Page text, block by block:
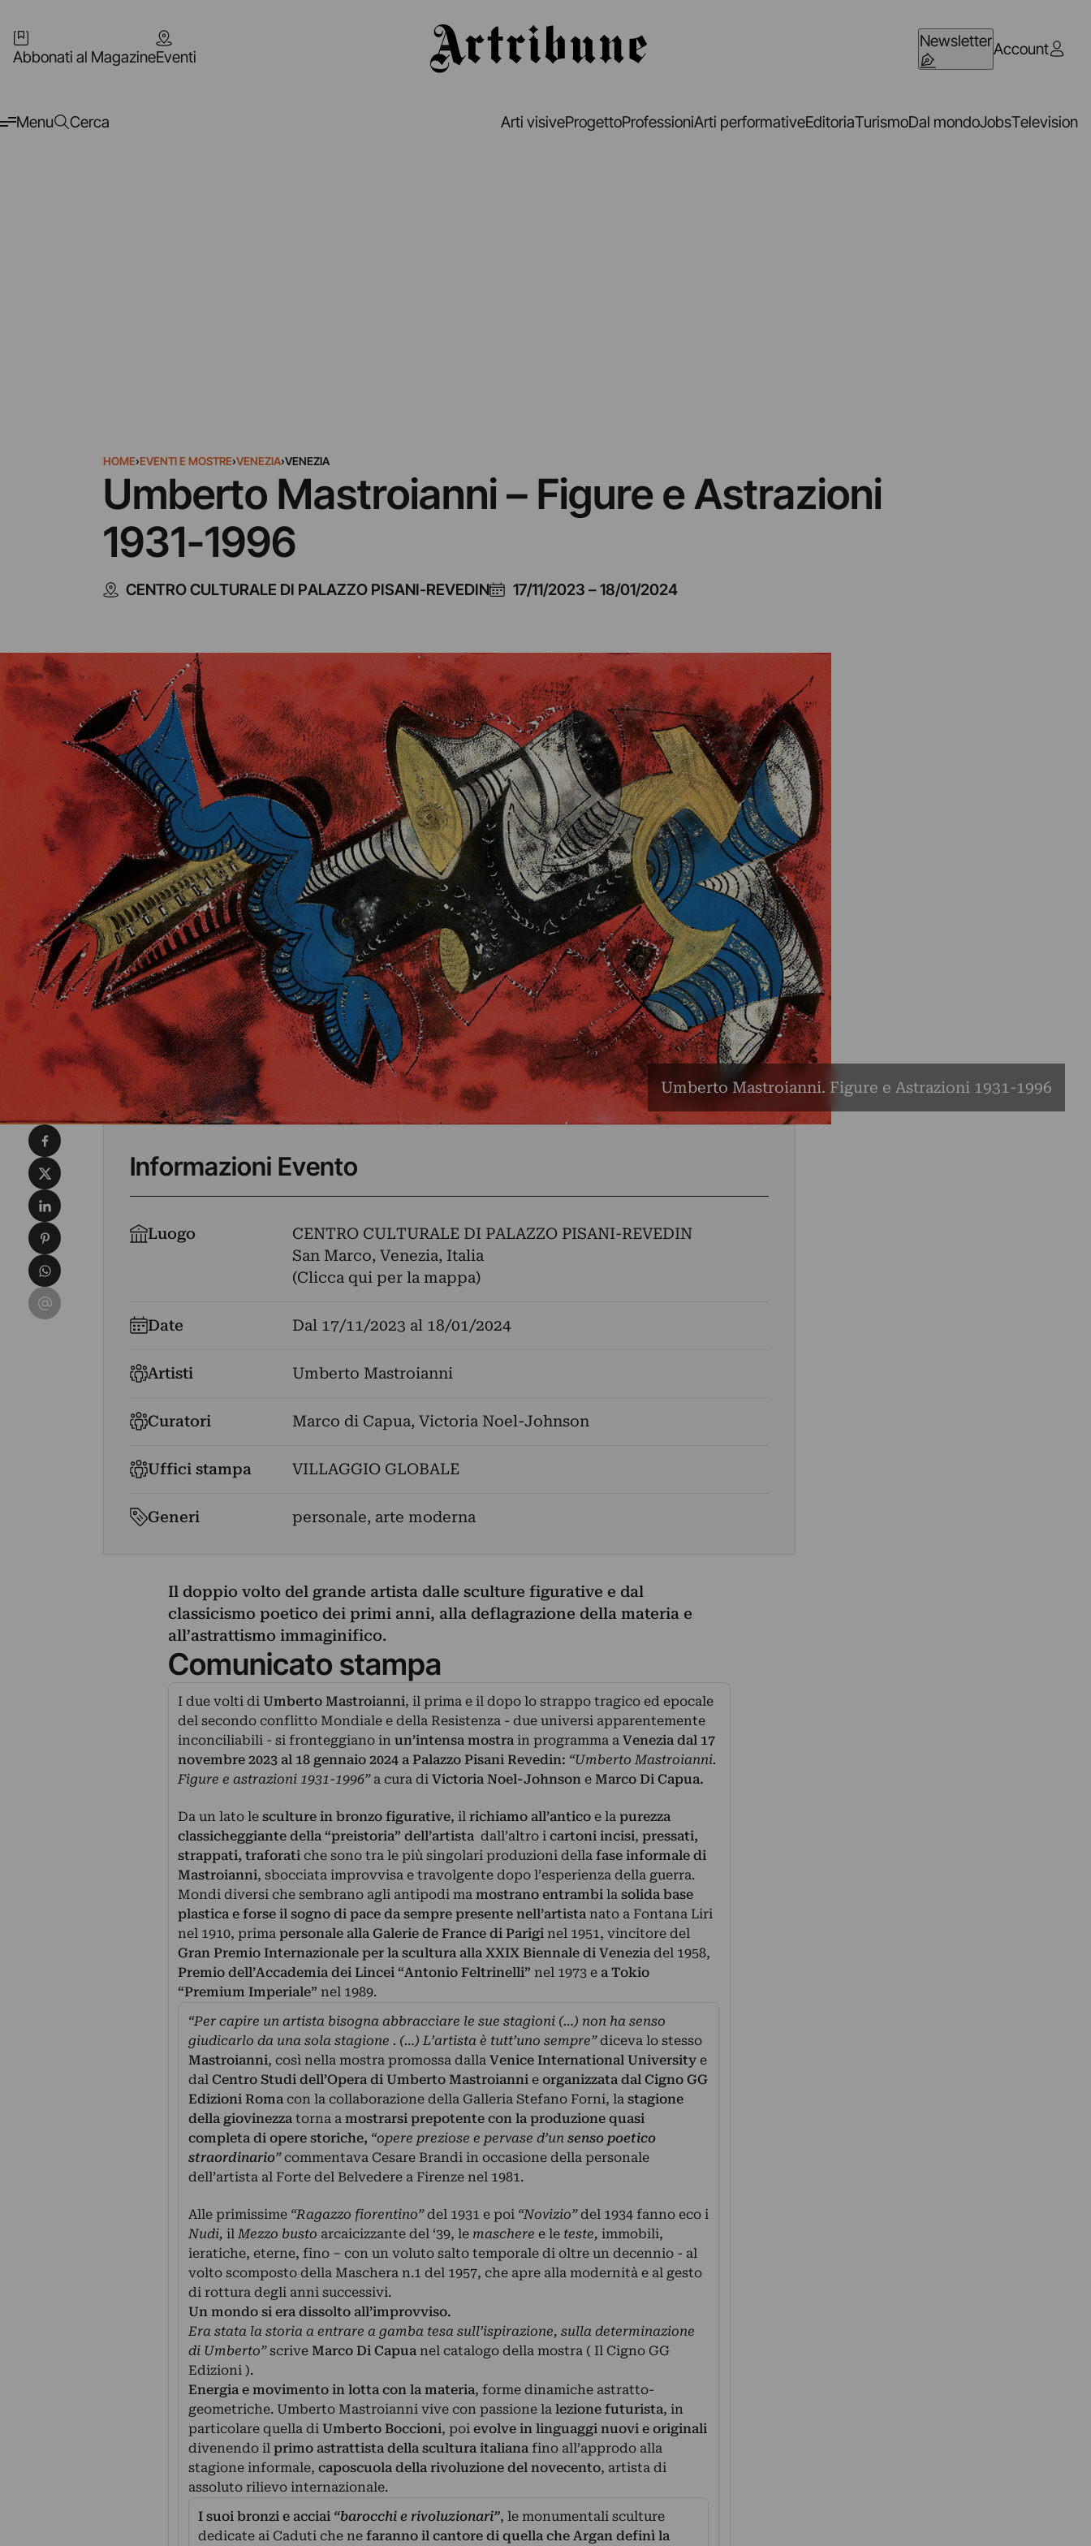
Abbonati al MagazineEventi
NewsletterAccount
Menu Cerca Arti visiveProgettoProfessioniArti performativeEditoriaTurismoDal mondoJobsTelevision
HOME›EVENTI E MOSTRE›VENEZIA›VENEZIA
Umberto Mastroianni – Figure e Astrazioni
1931-1996
CENTRO CULTURALE DI PALAZZO PISANI-REVEDIN 17/11/2023 –18/01/2024
Umberto Mastroianni. Figure e Astrazioni 1931-1996
Informazioni Evento
Luogo
CENTRO CULTURALE DI PALAZZO PISANI-REVEDIN
San Marco, Venezia, Italia
(Clicca qui per la mappa)
Date Dal 17/11/2023 al 18/01/2024
Artisti Umberto Mastroianni
Curatori Marco di Capua, Victoria Noel-Johnson
Uffici stampa VILLAGGIO GLOBALE
Generi personale, arte moderna
Il doppio volto del grande artista dalle sculture figurative e dal
classicismo poetico dei primi anni, alla deflagrazione della materia e
all’astrattismo immaginifico.
Comunicato stampa
I due volti di Umberto Mastroianni, il prima e il dopo lo strappo tragico ed epocale
del secondo conflitto Mondiale e della Resistenza - due universi apparentemente
inconciliabili - si fronteggiano inun’intensa mostra in programma aVenezia dal 17
novembre 2023 al 18 gennaio 2024 a Palazzo Pisani Revedin: “Umberto Mastroianni.
Figure e astrazioni 1931-1996”a cura diVictoria Noel-Johnson eMarco Di Capua.
Da un lato lesculture in bronzo figurative, ilrichiamo all’antico e la purezza
classicheggiante della “preistoria” dell’artista dall’altro icartoni incisi, pressati,
strappati, traforati che sono tra le più singolari produzioni dellafase informale di
Mastroianni, sbocciata improvvisa e travolgente dopo l’esperienza della guerra.
Mondi diversi che sembrano agli antipodi mamostrano entrambi lasolida base
plastica e forse il sogno di pace da sempre presente nell’artista nato a Fontana Liri
nel 1910, primapersonale alla Galerie de France di Parigi nel 1951, vincitore del
Gran Premio Internazionale per la scultura alla XXIX Biennale di Venezia del 1958,
Premio dell’Accademia dei Lincei “Antonio Feltrinelli” nel 1973 e a Tokio
“Premium Imperiale”nel 1989.
“Per capire un artista bisogna abbracciare le sue stagioni (…) non ha senso
giudicarlo da una sola stagione . (…) L’artista è tutt’uno sempre”diceva lo stesso
Mastroianni, così nella mostra promossa dalla Venice International Universitye
dal Centro Studi dell’Opera di Umberto Mastroiannie organizzata dal Cigno GG
Edizioni Romacon la collaborazione della Galleria Stefano Forni, la stagione
della giovinezza torna a mostrarsi prepotente con la produzione quasi
completa di opere storiche, “opere preziose e pervase d’unsenso poetico
straordinario”commentava Cesare Brandi in occasione della personale
dell’artista al Forte del Belvedere a Firenze nel 1981.
Alle primissime “Ragazzo fiorentino”del 1931 e poi “Novizio”del 1934 fanno eco i
Nudi, ilMezzo busto arcaicizzante del ‘39, le maschere e le teste, immobili,
ieratiche, eterne, fino – con un voluto salto temporale di oltre un decennio - al
volto scomposto della Maschera n.1 del 1957, che apre alla modernità e al gesto
di rottura degli anni successivi.
Un mondo si era dissolto all’improvviso.
Era stata la storia a entrare a gamba tesa sull’ispirazione, sulla determinazione
di Umberto”scrive Marco Di Capuanel catalogo della mostra ( Il Cigno GG
Edizioni ).
Energia e movimento in lotta con la materia, forme dinamiche astratto-
geometriche. Umberto Mastroianni vive con passione la lezione futurista, in
particolare quella di Umberto Boccioni, poi evolve in linguaggi nuovi e originali
divenendo il primo astrattista della scultura italianafino all’approdo alla
stagione informale, caposcuola della rivoluzione del novecento, artista di
assoluto rilievo internazionale.
I suoi bronzi e acciai “barocchi e rivoluzionari”, le monumentali sculture
dedicate ai Caduti che ne faranno il cantore di quella che Argan definì la
Condividi su Facebook
Condividi su X
Condividi su LinkedIn
Condividi su Pinterest
Condividi su WhatsApp
Condividi su Email